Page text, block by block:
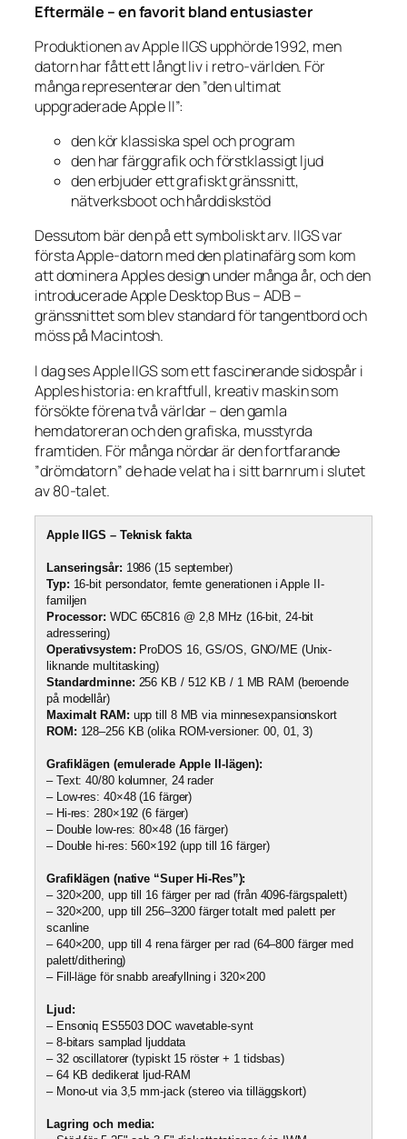
Eftermäle – en favorit bland entusiaster
Produktionen av Apple IIGS upphörde 1992, men
datorn har fått ett långt liv i retro-världen. För
många representerar den ”den ultimat
uppgraderade Apple II”:
den kör klassiska spel och program
den har färggrafik och förstklassigt ljud
den erbjuder ett grafiskt gränssnitt,
nätverksboot och hårddiskstöd
Dessutom bär den på ett symboliskt arv. IIGS var
första Apple-datorn med den platinafärg som kom
att dominera Apples design under många år, och den
introducerade Apple Desktop Bus – ADB –
gränssnittet som blev standard för tangentbord och
möss på Macintosh.
I dag ses Apple IIGS som ett fascinerande sidospår i
Apples historia: en kraftfull, kreativ maskin som
försökte förena två världar – den gamla
hemdatoreran och den grafiska, musstyrda
framtiden. För många nördar är den fortfarande
”drömdatorn” de hade velat ha i sitt barnrum i slutet
av 80-talet.
Apple IIGS – Teknisk fakta
Lanseringsår: 1986 (15 september)
Typ: 16-bit persondator, femte generationen i Apple II-
familjen
Processor: WDC 65C816 @ 2,8 MHz (16-bit, 24-bit
adressering)
Operativsystem: ProDOS 16, GS/OS, GNO/ME (Unix-
liknande multitasking)
Standardminne: 256 KB / 512 KB / 1 MB RAM (beroende
på modellår)
Maximalt RAM: upp till 8 MB via minnesexpansionskort
ROM: 128–256 KB (olika ROM-versioner: 00, 01, 3)
Grafiklägen (emulerade Apple II-lägen):
– Text: 40/80 kolumner, 24 rader
– Low-res: 40×48 (16 färger)
– Hi-res: 280×192 (6 färger)
– Double low-res: 80×48 (16 färger)
– Double hi-res: 560×192 (upp till 16 färger)
Grafiklägen (native “Super Hi-Res”):
– 320×200, upp till 16 färger per rad (från 4096-färgspalett)
– 320×200, upp till 256–3200 färger totalt med palett per
scanline
– 640×200, upp till 4 rena färger per rad (64–800 färger med
palett/dithering)
– Fill-läge för snabb areafyllning i 320×200
Ljud:
– Ensoniq ES5503 DOC wavetable-synt
– 8-bitars samplad ljuddata
– 32 oscillatorer (typiskt 15 röster + 1 tidsbas)
– 64 KB dedikerat ljud-RAM
– Mono-ut via 3,5 mm-jack (stereo via tilläggskort)
Lagring och media: